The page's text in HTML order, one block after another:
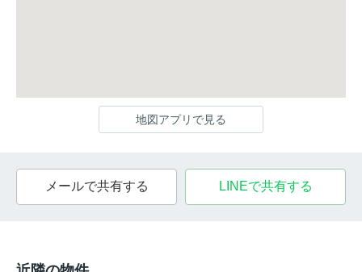
地図アプリで見る
メールで共有する LINEで共有する